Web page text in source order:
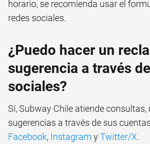
horario, se recomienda usar el
redes sociales.
¿Puedo hacer un
sugerencia a través
sociales?
Sí, Subway Chile atiende consultas,
sugerencias a través de sus
Facebook, Instagram yTwitter/X.